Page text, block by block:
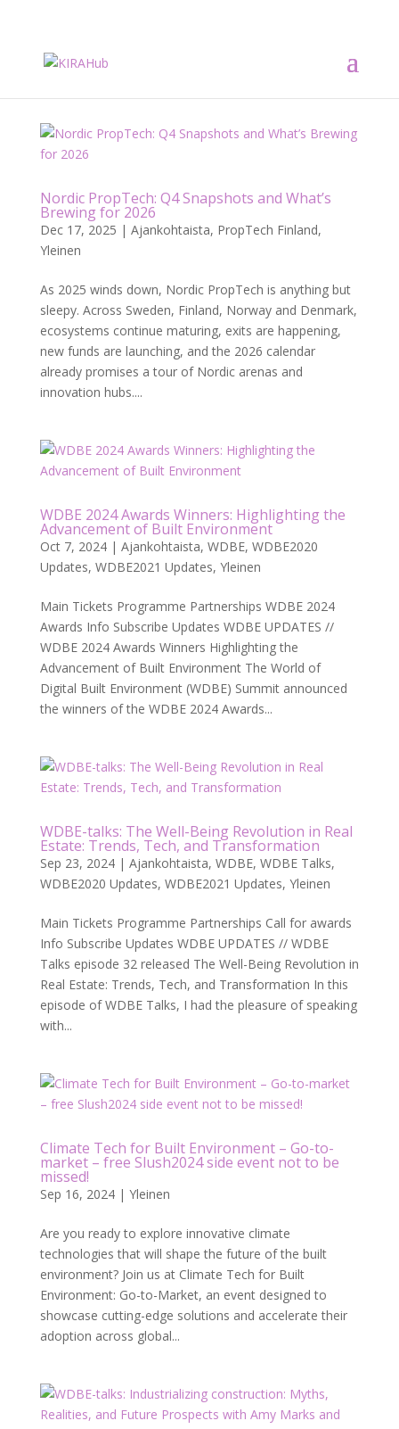
Nordic PropTech: Q4 Snapshots and What’s
Brewing for 2026
Dec 17, 2025 | Ajankohtaista, PropTech Finland,
Yleinen
As 2025 winds down, Nordic PropTech is anything but
sleepy. Across Sweden, Finland, Norway and Denmark,
ecosystems continue maturing, exits are happening,
new funds are launching, and the 2026 calendar
already promises a tour of Nordic arenas and
innovation hubs....
WDBE 2024 Awards Winners: Highlighting the
Advancement of Built Environment
Oct 7, 2024| Ajankohtaista, WDBE, WDBE2020
Updates, WDBE2021 Updates, Yleinen
Main Tickets Programme Partnerships WDBE 2024
Awards Info Subscribe Updates WDBE UPDATES //
WDBE 2024 Awards Winners Highlighting the
Advancement of Built Environment The World of
Digital Built Environment (WDBE) Summit announced
the winners of the WDBE 2024 Awards...
WDBE-talks: The Well-Being Revolution in Real
Estate: Trends, Tech, and Transformation
Sep 23, 2024| Ajankohtaista, WDBE, WDBE Talks,
WDBE2020 Updates, WDBE2021 Updates, Yleinen
Main Tickets Programme Partnerships Call for awards
Info Subscribe Updates WDBE UPDATES // WDBE
Talks episode 32 released The Well-Being Revolution in
Real Estate: Trends, Tech, and Transformation In this
episode of WDBE Talks, I had the pleasure of speaking
with...
Climate Tech for Built Environment – Go-to-
market – free Slush2024 side event not to be
missed!
Sep 16, 2024| Yleinen
Are you ready to explore innovative climate
technologies that will shape the future of the built
environment? Join us at Climate Tech for Built
Environment: Go-to-Market, an event designed to
showcase cutting-edge solutions and accelerate their
adoption across global...